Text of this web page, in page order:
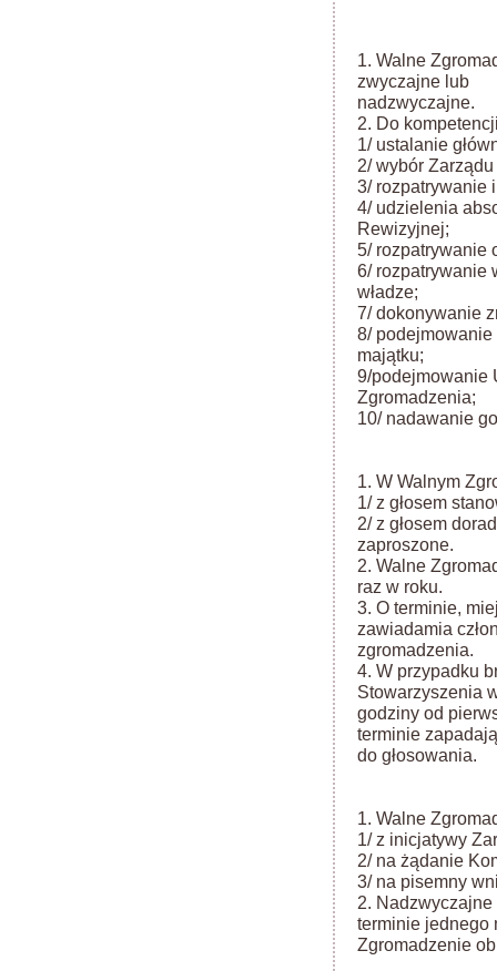
1. Walne
zwyczajne lub
nadzwyczajne.
2. Do
1/ ustalanie
2/ wybór
3/ rozpatrywanie
4/ udzielenia
Rewizyjnej;
5/ rozpatrywanie
6/ rozpatrywanie
władze;
7/ dokonywanie
8/
majątku;
9/podejmowanie
Zgromadzenia;
10/ nadawanie
1. W Walnym
1/ z głosem
2/ z głosem
zaproszone.
2. Walne
raz w roku.
3. O terminie,
zawiadamia
zgromadzenia.
4. W przypadku
Stowarzyszenia
godziny od
terminie
do głosowania.
1. Walne
1/ z inicjatywy
2/ na żądanie
3/ na pisemny
2.
terminie jednego
Zgromadzenie